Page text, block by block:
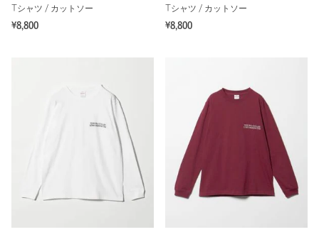
Tシャツ / カットソー
¥8,800
Tシャツ / カットソー
¥8,800